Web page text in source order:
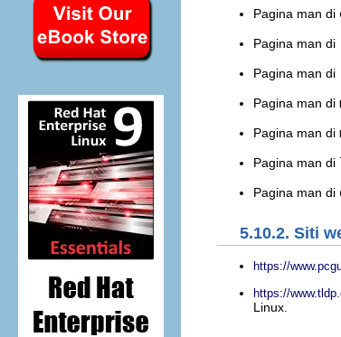
Pagina man di
Pagina man di
Pagina man di
Pagina man di
Pagina man di
Pagina man di
Pagina man di
5.10.2. Siti
https://
https://
Linux.